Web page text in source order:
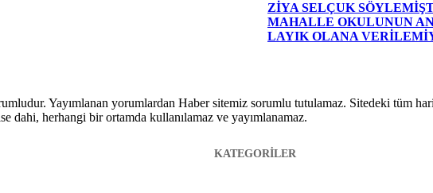
ZİYA SELÇUK
MAHALLE OKULUNUN
LAYIK OLANA
Yayımlanan yorumlardan Haber sitemiz sorumlu tutulamaz. Sitedeki tüm
dahi, herhangi bir ortamda kullanılamaz ve yayımlanamaz.
KATEGORİLER